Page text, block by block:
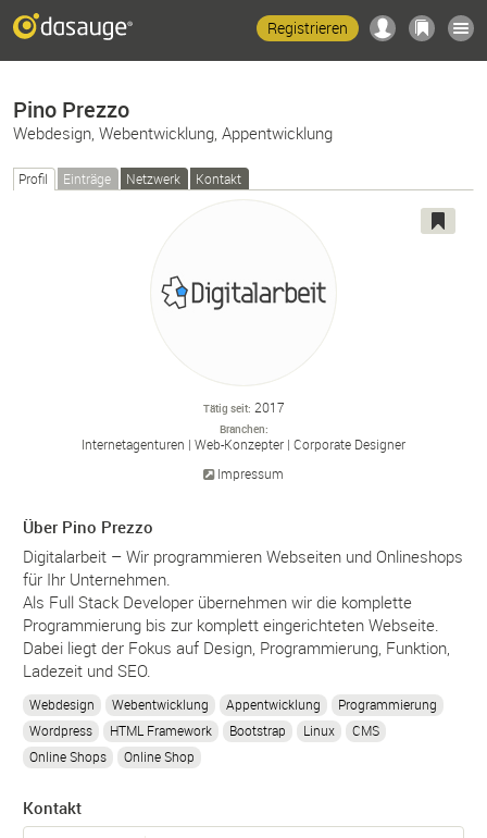
Registrieren
Pino Prezzo
Webdesign, Webentwicklung, Appentwicklung
Profil Einträge Netzwerk Kontakt
Tätig seit 2017
Branchen
Internetagenturen Web-Konzepter Corporate Designer
Impressum
Über Pino Prezzo
Digitalarbeit – Wir programmieren Webseiten und Onlineshops
für Ihr Unternehmen.
Als Full Stack Developer übernehmen wir die komplette
Programmierung bis zur komplett eingerichteten Webseite.
Dabei liegt der Fokus auf Design, Programmierung, Funktion,
Ladezeit und SEO.
Webdesign Webentwicklung Appentwicklung
Programmierung
Wordpress
HTML Framework Bootstrap Linux
CMS
Online Shops
Online Shop
Kontakt